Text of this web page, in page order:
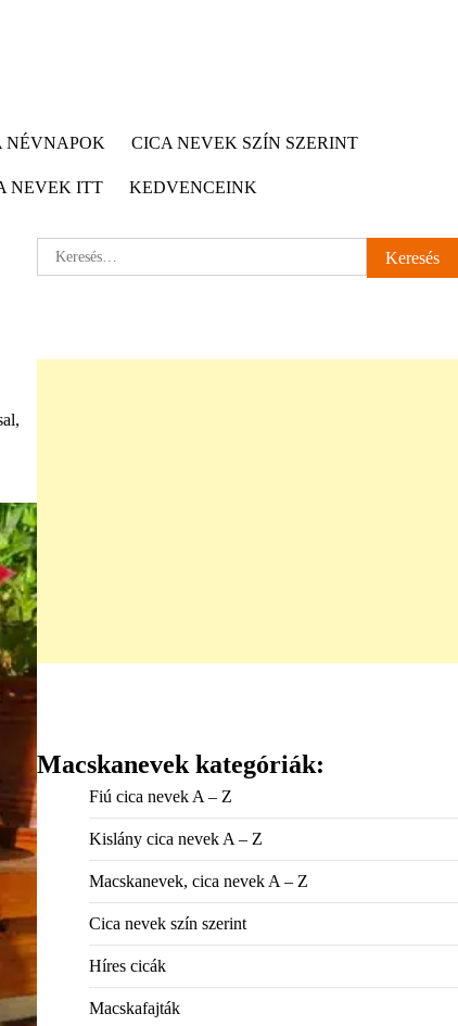
NÉVNAPOK CICA NEVEK SZÍN SZERINT
NEVEK ITT KEDVENCEINK
Keresés:
Macskanevek kategóriák:
Fiú cica nevek A – Z
Kislány cica nevek A – Z
Macskanevek, cica nevek A – Z
Cica nevek szín szerint
Híres cicák
Macskafajták